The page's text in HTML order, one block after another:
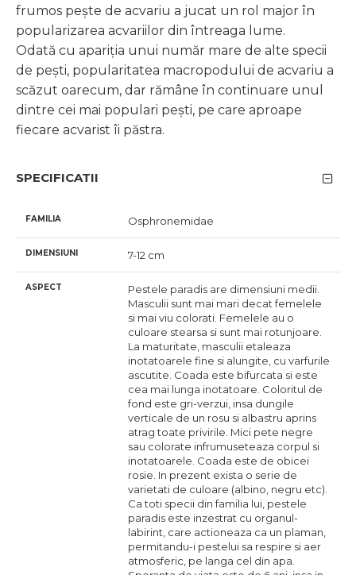
frumos pește de acvariu a jucat un rol major în
popularizarea acvariilor din întreaga lume.
Odată cu apariția unui număr mare de alte specii
de pești, popularitatea macropodului de acvariu a
scăzut oarecum, dar rămâne în continuare unul
dintre cei mai populari pești, pe care aproape
fiecare acvarist îi păstra.
SPECIFICATII
FAMILIA Osphronemidae
DIMENSIUNI 7-12 cm
ASPECT
Pestele paradis are dimensiuni medii.
Masculii sunt mai mari decat femelele
si mai viu colorati. Femelele au o
culoare stearsa si sunt mai rotunjoare.
La maturitate, masculii etaleaza
inotatoarele fine si alungite, cu varfurile
ascutite. Coada este bifurcata si este
cea mai lunga inotatoare. Coloritul de
fond este gri-verzui, insa dungile
verticale de un rosu si albastru aprins
atrag toate privirile. Mici pete negre
sau colorate infrumuseteaza corpul si
inotatoarele. Coada este de obicei
rosie. In prezent exista o serie de
varietati de culoare (albino, negru etc).
Ca toti specii din familia lui, pestele
paradis este inzestrat cu organul-
labirint, care actioneaza ca un plaman,
permitandu-i pestelui sa respire si aer
atmosferic, pe langa cel din apa.